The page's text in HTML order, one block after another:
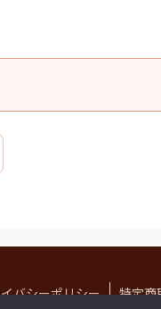
バシーポリシー 特定商